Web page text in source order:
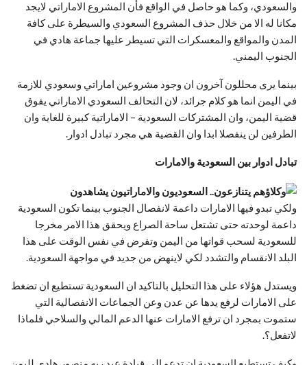
والسعودي، وكما هو حاصل في الواقع فأن المشروع الاماراتي لايجد
مكانا له الا من خلال حذف المشروع السعودي والسيطرة على كافة
المدن والمواقع والمعسكرات التي تسيطر عليها جماعة هادي في
الجنوب اليمني.
بينما يرى محللون آخرون ان وجود مشروعين اماراتي وسعودي للازمة
في اليمن انما هو كلام جرائد، لان التحالف السعودي الاماراتي يفوق
قضية اليمن، وان المشتركات السعودية – الاماراتية كبيرة للغاية وان
الطرفين لن ينفصلا ابدا وان القضية هي مجرد تبادل ادوار.
تبادل ادوار بين السعودية والامارات
ولكي تبدو فيها الامارات داعمة لانفصال الجنوب بينما تكون السعودية
داعمة لوحدته حتى تشتعل ساحة الصراع ويحقق هذا الامر مخرجا
للسعودية لسحب قواتها من اليمن وتفرض في نفس الوقت على هذا
البلد الانقسام والتشدد لكي لاينهض من جديد في مواجهة السعودية.
ويستدل هؤلاء على هذا التحليل بالتاكيد ان السعودية تستطيع ان تضغط
على الامارات لرفع يدها عن عدن وعن الجماعات الانفصالية التي
ستموت بمجرد ان ترفع الامارات عنها الدعم المالي والسلاحي فلماذا
لاتفعل؟.